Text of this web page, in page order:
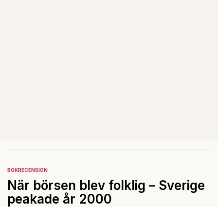
BOKRECENSION
När börsen blev folklig – Sverige
peakade år 2000